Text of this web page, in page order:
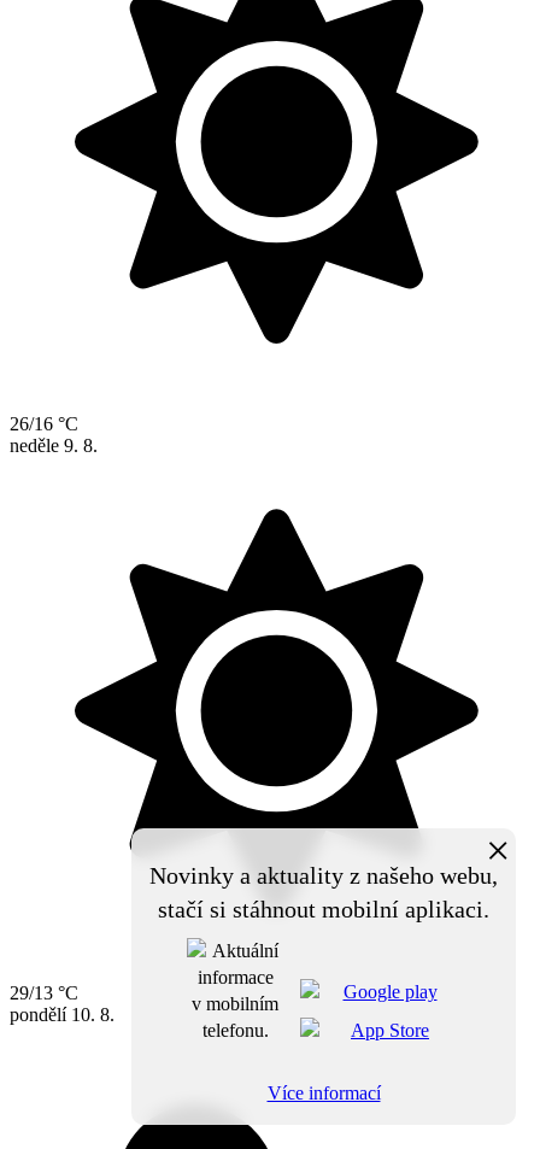
26/16 °C
neděle 9. 8.
29/13 °C
pondělí 10. 8.
Novinky a aktuality z našeho webu,
stačí si stáhnout mobilní aplikaci.
×
Více informací